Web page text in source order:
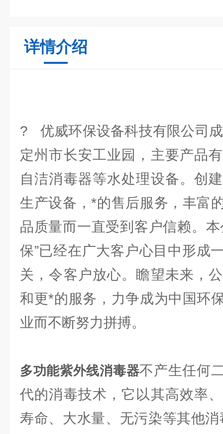
详情介绍
? 优威环保设备科技有限公司
定州市长安工业园，主要产品
自洁消毒器等水处理设备。创
生产设备，*的售后服务，丰富
品质量而一直受到客户信赖。
保”已经在广大客户心目中形成
关，令客户放心。瞻望未来，
和更*的服务，力争成为中国环
业而不断努力拼搏。
多功能紫外线消毒器不产生任何
代的消毒技术，它以其高效率
寿命、大水量、无污染等其他